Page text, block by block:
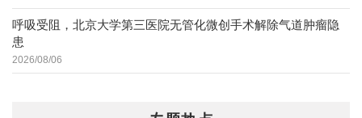
呼吸受阻，北京大学第三医院无管化微创手术解除气道肿瘤隐
患
2026/08/06